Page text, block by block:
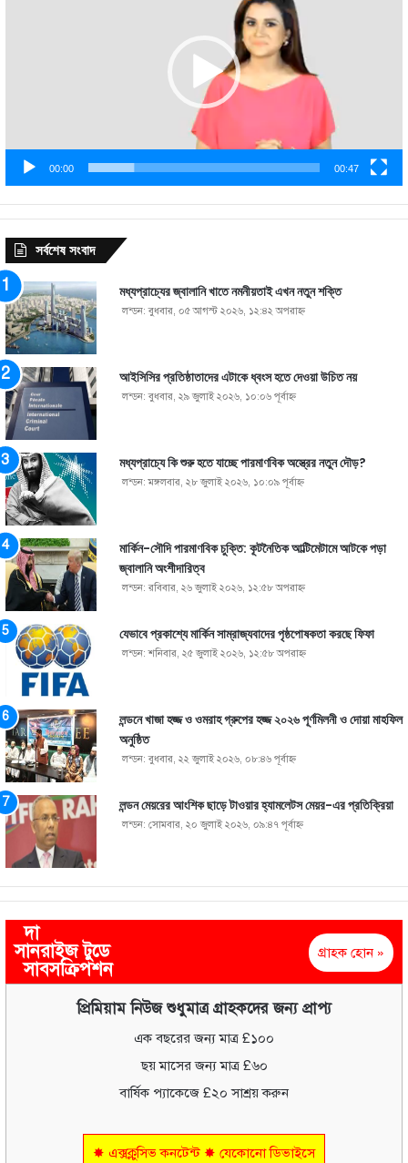
00:00 00:47
সর্বশেষ সংবাদ
মধ্যপ্রাচ্যের জ্বালানি খাতে নমনীয়তাই এখন নতুন শক্তি
লন্ডন: বুধবার, ০৫ আগস্ট ২০২৬, ১২:৪২ অপরাহ্ণ
আইসিসির প্রতিষ্ঠাতাদের এটাকে ধ্বংস হতে দেওয়া উচিত নয়
লন্ডন: বুধবার, ২৯ জুলাই ২০২৬, ১০:০৬ পূর্বাহ্ণ
মধ্যপ্রাচ্যে কি শুরু হতে যাচ্ছে পারমাণবিক অস্ত্রের নতুন দৌড়?
লন্ডন: মঙ্গলবার, ২৮ জুলাই ২০২৬, ১০:০৯ পূর্বাহ্ণ
মার্কিন-সৌদি পারমাণবিক চুক্তি: কূটনৈতিক আল্টিমেটামে আটকে পড়া
জ্বালানি অংশীদারিত্ব
লন্ডন: রবিবার, ২৬ জুলাই ২০২৬, ১২:৫৮ অপরাহ্ণ
যেভাবে প্রকাশ্যে মার্কিন সাম্রাজ্যবাদের পৃষ্ঠপোষকতা করছে ফিফা
লন্ডন: শনিবার, ২৫ জুলাই ২০২৬, ১২:৫৮ অপরাহ্ণ
লন্ডনে খাজা হজ্জ ও ওমরাহ গ্রুপের হজ্জ ২০২৬ পূর্ণমিলনী ও দোয়া মাহফিল
অনুষ্ঠিত
লন্ডন: বুধবার, ২২ জুলাই ২০২৬, ০৮:৪৬ পূর্বাহ্ণ
লন্ডন মেয়রের আংশিক ছাড়ে টাওয়ার হ্যামলেটস মেয়র-এর প্রতিক্রিয়া
লন্ডন: সোমবার, ২০ জুলাই ২০২৬, ০৯:৪৭ পূর্বাহ্ণ
দা
সানরাইজ টুডে
সাবসক্রিপশন
গ্রাহক হোন »
প্রিমিয়াম নিউজ শুধুমাত্র গ্রাহকদের জন্য প্রাপ্য
এক বছরের জন্য মাত্র £১০০
ছয় মাসের জন্য মাত্র £৬০
বার্ষিক প্যাকেজে £২০ সাশ্রয় করুন
✸ এক্সক্লুসিভ কনটেন্ট ✸ যেকোনো ডিভাইসে